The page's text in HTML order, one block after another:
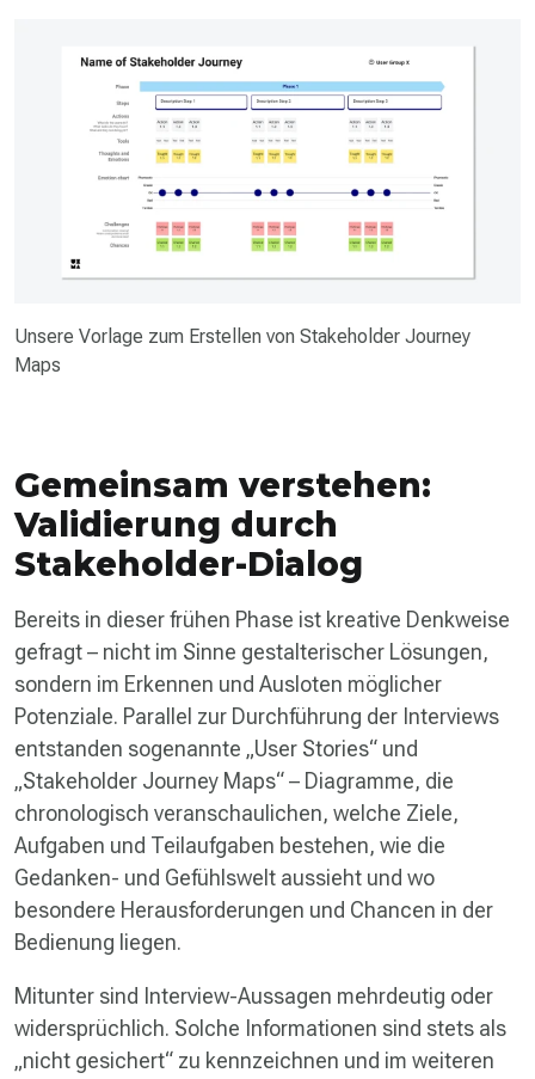
Unsere Vorlage zum Erstellen von Stakeholder Journey
Maps
Gemeinsam verstehen:
Validierung durch
Stakeholder-Dialog
Bereits in dieser frühen Phase ist kreative Denkweise
gefragt – nicht im Sinne gestalterischer Lösungen,
sondern im Erkennen und Ausloten möglicher
Potenziale. Parallel zur Durchführung der Interviews
entstanden sogenannte „User Stories“ und
„Stakeholder Journey Maps“ – Diagramme, die
chronologisch veranschaulichen, welche Ziele,
Aufgaben und Teilaufgaben bestehen, wie die
Gedanken- und Gefühlswelt aussieht und wo
besondere Herausforderungen und Chancen in der
Bedienung liegen.
Mitunter sind Interview-Aussagen mehrdeutig oder
widersprüchlich. Solche Informationen sind stets als
„nicht gesichert“ zu kennzeichnen und im weiteren